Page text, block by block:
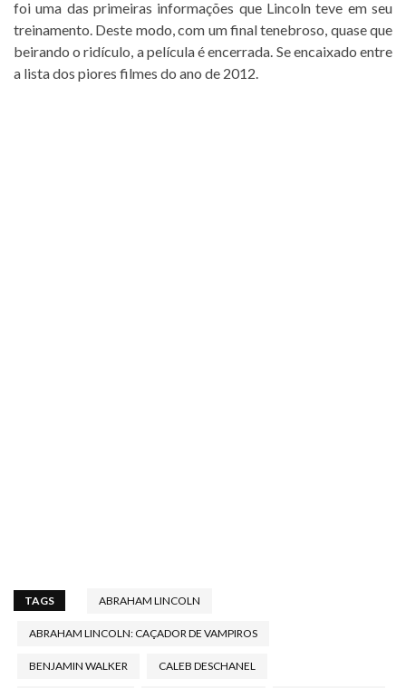
foi uma das primeiras informações que Lincoln teve em seu
treinamento. Deste modo, com um final tenebroso, quase que
beirando o ridículo, a película é encerrada. Se encaixado entre
a lista dos piores filmes do ano de 2012.
TAGS ABRAHAM LINCOLN
ABRAHAM LINCOLN: CAÇADOR DE VAMPIROS
BENJAMIN WALKER CALEB DESCHANEL